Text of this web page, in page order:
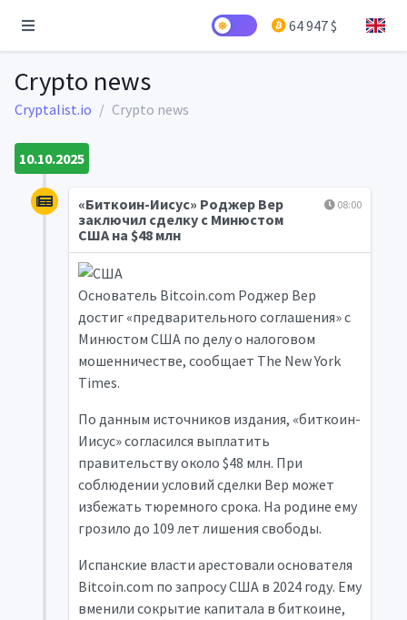
64 947 $
Crypto news
Cryptalist.io Crypto news
10.10.2025
08:00
«Биткоин-Иисус» Роджер Вер
заключил сделку с Минюстом
США на $48 млн
Основатель Bitcoin.com Роджер Вер
достиг «предварительного соглашения» с
Минюстом США по делу о налоговом
мошенничестве, сообщает The New York
Times.
По данным источников издания, «биткоин-
Иисус» согласился выплатить
правительству около $48 млн. При
соблюдении условий сделки Вер может
избежать тюремного срока. На родине ему
грозило до 109 лет лишения свободы.
Испанские власти арестовали основателя
Bitcoin.com по запросу США в 2024 году. Ему
вменили сокрытие капитала в биткоине,